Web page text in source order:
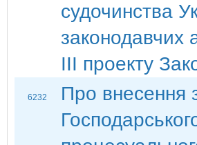
судочинства
законодавчих
ІІІ проекту
6232
Про внесення